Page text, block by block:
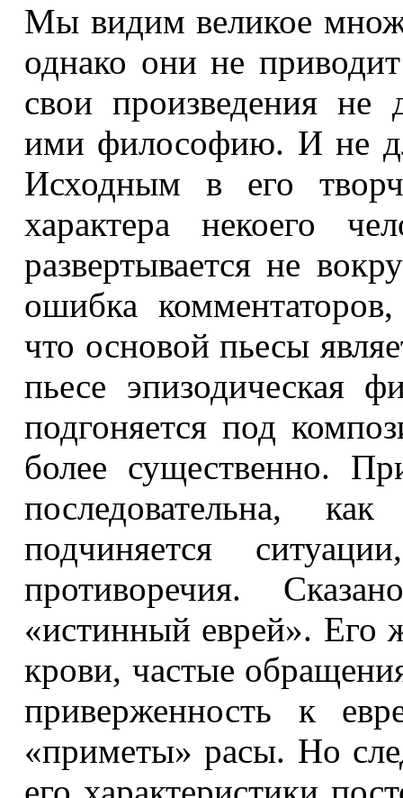
Мы видим великое
однако они не
свои произведения не
ими философию. И не
Исходным в его
характера некоего
развертывается не
ошибка
что основой пьесы
пьесе эпизодическая
подгоняется под
более существенно.
последовательна,
подчиняется
противоречия.
«истинный еврей». Его
крови, частые
приверженность к
«приметы» расы. Но